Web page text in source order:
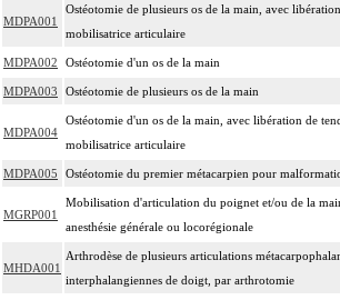
MDPA001
Ostéotomie de plusieurs os de la main, avec
mobilisatrice articulaire
MDPA002 Ostéotomie d'un os de la main
MDPA003 Ostéotomie de plusieurs os de la main
MDPA004
Ostéotomie d'un os de la main, avec libération de
mobilisatrice articulaire
MDPA005 Ostéotomie du premier métacarpien pour
MGRP001
Mobilisation d'articulation du poignet et/ou de la
anesthésie générale ou locorégionale
MHDA001
Arthrodèse de plusieurs articulations
interphalangiennes de doigt, par arthrotomie